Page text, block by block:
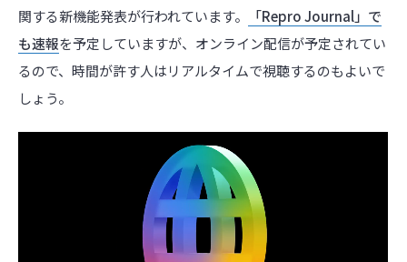
関する新機能発表が行われています。
「Repro Journal」で
も速報を予定していますが、オンライン配信が予定されてい
るので、時間が許す人はリアルタイムで視聴するのもよいで
しょう。